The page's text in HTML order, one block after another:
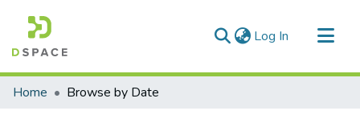
Log In (current)
Communities & Collections
Home Browse by Date